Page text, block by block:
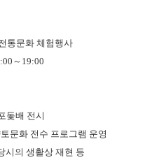
통문화 체험행사
～19:00
돛배 전시
문화 전수 프로그램 운영
시의 생활상 재현 등